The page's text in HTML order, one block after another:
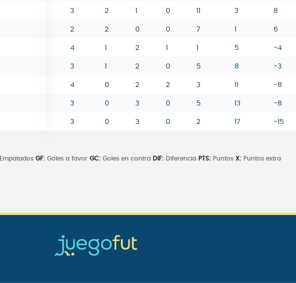
3 2 0 3 8
2 2 0 0 7 6
4 2 5 -4
3 2 0 5 8 -3
4 0 2 2 3 -8
3 0 3 0 5 13 -8
3 0 3 0 2 17 -15
Empatados GF: Goles a favor GC: Goles en contra DIF: Diferencia PTS: Puntos X: Puntos extra